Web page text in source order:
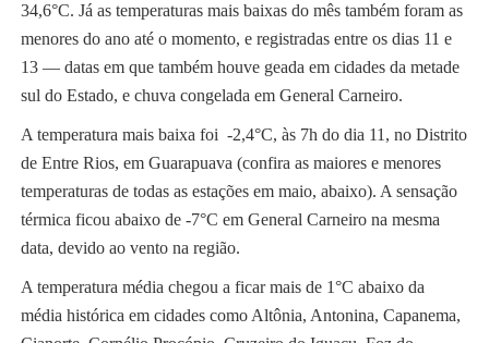
34,6°C. Já as temperaturas mais baixas do mês também foram as
menores do ano até o momento, e registradas entre os dias 11 e
13 — datas em que também houve geada em cidades da metade
sul do Estado, e chuva congelada em General Carneiro.
A temperatura mais baixa foi -2,4°C, às 7h do dia 11, no Distrito
de Entre Rios, em Guarapuava (confira as maiores e menores
temperaturas de todas as estações em maio, abaixo). A sensação
térmica ficou abaixo de -7°C em General Carneiro na mesma
data, devido ao vento na região.
A temperatura média chegou a ficar mais de 1°C abaixo da
média histórica em cidades como Altônia, Antonina, Capanema,